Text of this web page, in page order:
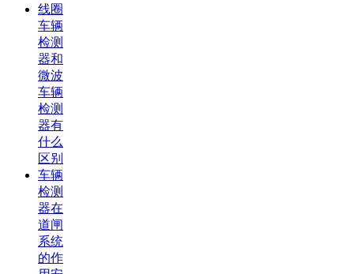
线圈
车辆
检测
器和
微波
车辆
检测
器有
什么
区别
车辆
检测
器在
道闸
系统
的作